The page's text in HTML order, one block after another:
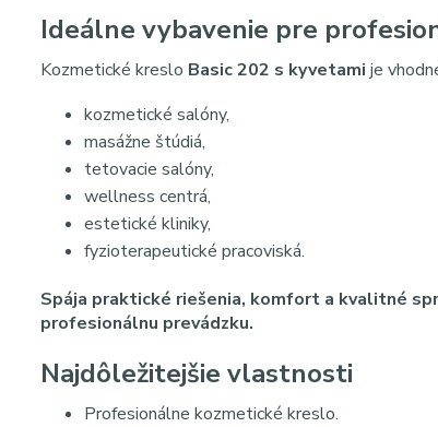
Ideálne vybavenie pre
Kozmetické kreslo Basic 202 s kyvetami je
kozmetické salóny,
masážne štúdiá,
tetovacie salóny,
wellness centrá,
estetické kliniky,
fyzioterapeutické pracoviská.
Spája praktické riešenia, komfort a kvalitné
profesionálnu prevádzku.
Najdôležitejšie vlastnosti
Profesionálne kozmetické kreslo.